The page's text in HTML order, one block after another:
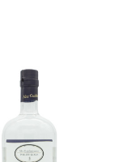
Bewertung